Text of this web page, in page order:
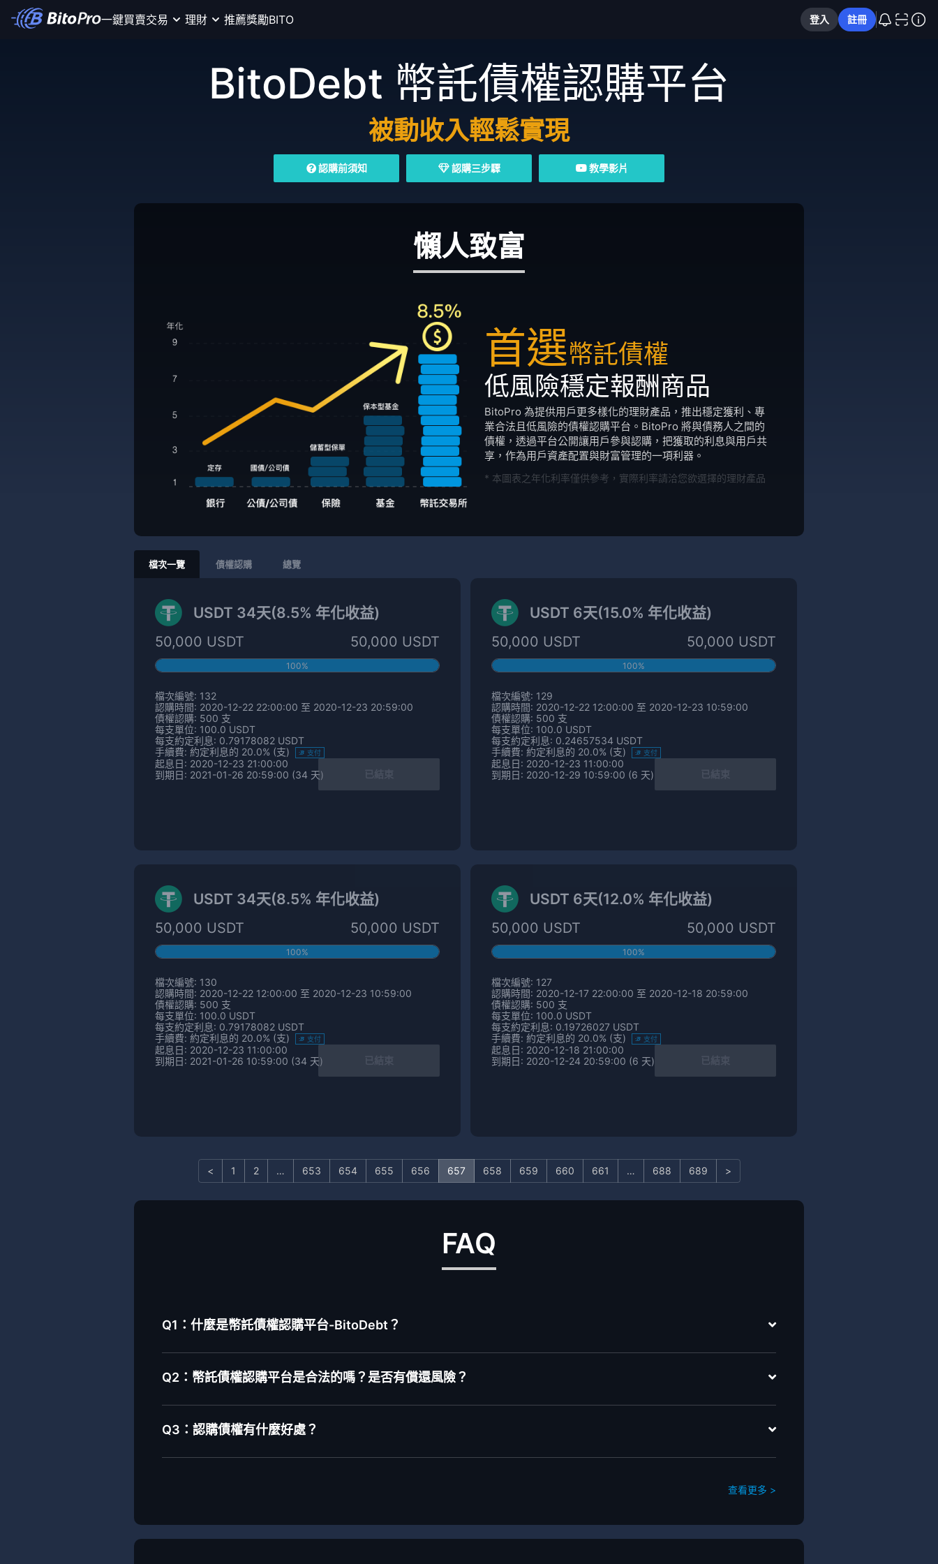
一鍵買賣交易 理財 推薦獎勵BITO 登入 註冊
BitoDebt 幣託債權認購平台
被動收入輕鬆實現
認購前須知 認購三步驟 教學影片
懶人致富
首選幣託債權
低風險穩定報酬商品
BitoPro 為提供用戶更多樣化的理財產品，推出穩定獲利、專
業合法且低風險的債權認購平台。BitoPro 將與債務人之間的
債權，透過平台公開讓用戶參與認購，把獲取的利息與用戶共
享，作為用戶資產配置與財富管理的一項利器。
* 本圖表之年化利率僅供參考，實際利率請洽您欲選擇的理財產品
檔次一覽 債權認購 總覽
USDT 34天(8.5% 年化收益)
50,000 USDT 50,000 USDT
100%
檔次編號: 132
認購時間: 2020-12-22 22:00:00 至 2020-12-23 20:59:00
債權認購: 500 支
每支單位: 100.0 USDT
每支約定利息: 0.79178082 USDT
手續費: 約定利息的 20.0% (支)
支付
起息日: 2020-12-23 21:00:00
到期日: 2021-01-26 20:59:00 (34 天)
USDT 6天(15.0% 年化收益)
50,000 USDT 50,000 USDT
100%
檔次編號: 129
認購時間: 2020-12-22 12:00:00 至 2020-12-23 10:59:00
債權認購: 500 支
每支單位: 100.0 USDT
每支約定利息: 0.24657534 USDT
手續費: 約定利息的 20.0% (支)
支付
起息日: 2020-12-23 11:00:00
到期日: 2020-12-29 10:59:00 (6 天)
USDT 34天(8.5% 年化收益)
50,000 USDT 50,000 USDT
100%
檔次編號: 130
認購時間: 2020-12-22 12:00:00 至 2020-12-23 10:59:00
債權認購: 500 支
每支單位: 100.0 USDT
每支約定利息: 0.79178082 USDT
手續費: 約定利息的 20.0% (支)
支付
起息日: 2020-12-23 11:00:00
到期日: 2021-01-26 10:59:00 (34 天)
USDT 6天(12.0% 年化收益)
50,000 USDT 50,000 USDT
100%
檔次編號: 127
認購時間: 2020-12-17 22:00:00 至 2020-12-18 20:59:00
債權認購: 500 支
每支單位: 100.0 USDT
每支約定利息: 0.19726027 USDT
手續費: 約定利息的 20.0% (支)
支付
起息日: 2020-12-18 21:00:00
到期日: 2020-12-24 20:59:00 (6 天)
< 1 2 … 653 654 655 656 657 658 659 660 661 … 688 689 >
FAQ
Q1：什麼是幣託債權認購平台-BitoDebt？
Q2：幣託債權認購平台是合法的嗎？是否有償還風險？
Q3：認購債權有什麼好處？
查看更多 >